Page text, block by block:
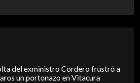
del exministro Cordero frustró a
un portonazo en Vitacura